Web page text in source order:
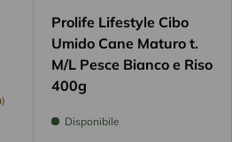
Prolife Lifestyle Cibo
Umido Cane Maturo t.
M/L Pesce Bianco e Riso
400g
Disponibile